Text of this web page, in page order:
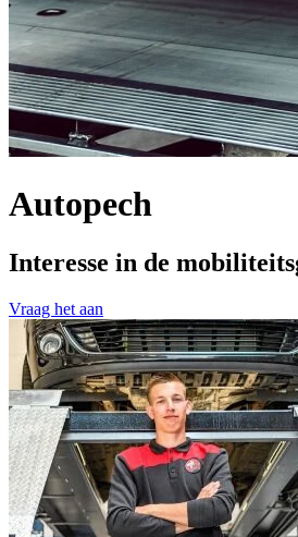
Autopech
Interesse in de
Vraag het aan